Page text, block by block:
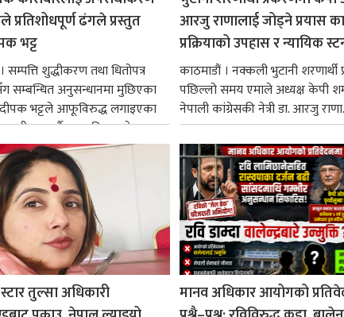
प्रतिशोधपूर्ण ढंगले प्रस्तुत
भट्ट
सम्पत्ति शुद्धीकरण तथा धितोपत्र
सम्बन्धित अनुसन्धानमा मुछिएका
भट्टले आफूविरुद्ध लगाइएका
गर्दै राज्य निकायले...
आरजु राणालाई जोड्ने प्रयास
प्रक्रियाको उपहास र न्यायिक
काठमाडौं । नक्कली भुटानी शरणार्थी
पछिल्लो समय एमाले अध्यक्ष केपी
नेपाली कांग्रेसकी नेत्री डा. आरजु
तुल्सा अधिकारी
मानव अधिकार आयोगको